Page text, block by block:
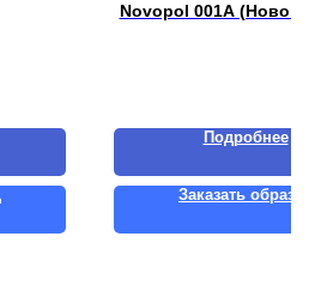
Novopol 001A
Подробнее
Заказать образец